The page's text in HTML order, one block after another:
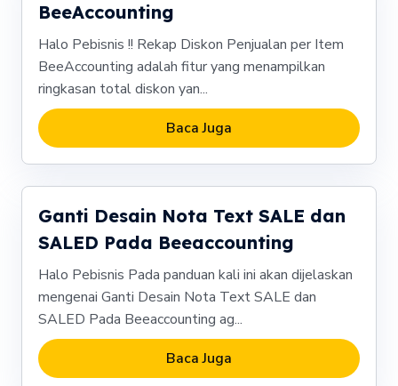
BeeAccounting
Halo Pebisnis !! Rekap Diskon Penjualan per Item
BeeAccounting adalah fitur yang menampilkan
ringkasan total diskon yan...
Baca Juga
Ganti Desain Nota Text SALE dan
SALED Pada Beeaccounting
Halo Pebisnis Pada panduan kali ini akan dijelaskan
mengenai Ganti Desain Nota Text SALE dan
SALED Pada Beeaccounting ag...
Baca Juga